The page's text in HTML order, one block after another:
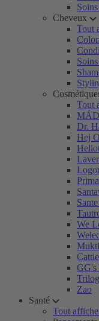
Cheveux
Tout
Tout
Dr.
Hej
We
GG's
Zao
Santé
Tout